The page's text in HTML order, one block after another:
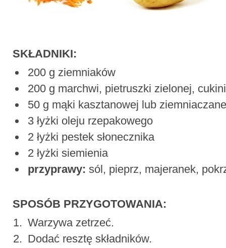
SKŁADNIKI:
200 g ziemniaków
200 g marchwi, pietruszki zielonej,
50 g mąki kasztanowej lub
3 łyżki oleju rzepakowego
2 łyżki pestek słonecznika
2 łyżki siemienia
przyprawy: sól, pieprz, majeranek,
SPOSÓB PRZYGOTOWANIA:
Warzywa zetrzeć.
Dodać resztę składników.